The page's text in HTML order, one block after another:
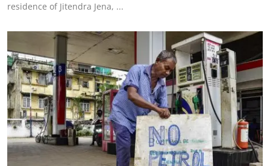
residence of Jitendra Jena, ...